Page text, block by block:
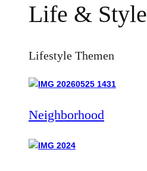
Life & Style
Lifestyle Themen
Neighborhood